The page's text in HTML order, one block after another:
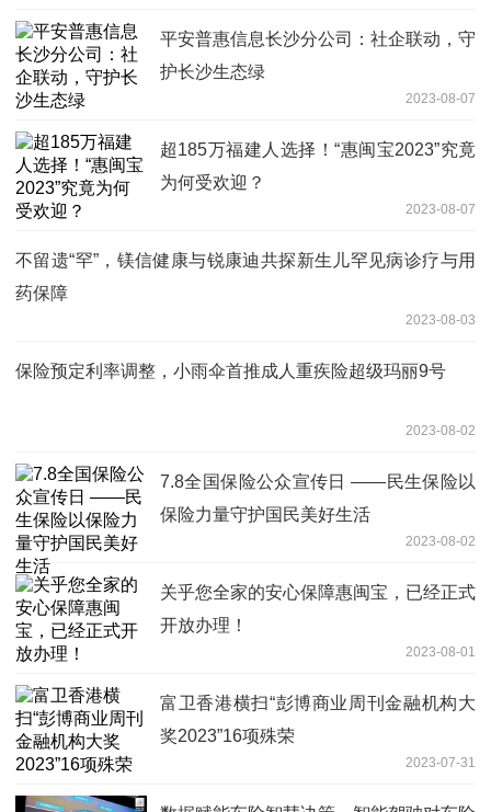
平安普惠信息长沙分公司：社企联动，守
护长沙生态绿
2023-08-07
超185万福建人选择！“惠闽宝2023”究竟
为何受欢迎？
2023-08-07
不留遗“罕”，镁信健康与锐康迪共探新生儿罕见病诊疗与用
药保障
2023-08-03
保险预定利率调整，小雨伞首推成人重疾险超级玛丽9号
2023-08-02
7.8全国保险公众宣传日 ——民生保险以
保险力量守护国民美好生活
2023-08-02
关乎您全家的安心保障惠闽宝，已经正式
开放办理！
2023-08-01
富卫香港横扫“彭博商业周刊金融机构大
奖2023”16项殊荣
2023-07-31